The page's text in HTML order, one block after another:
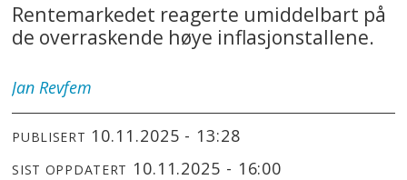
Rentemarkedet reagerte umiddelbart på
de overraskende høye inflasjonstallene.
Jan Revfem
PUBLISERT 10.11.2025 - 13:28
SIST OPPDATERT 10.11.2025 - 16:00